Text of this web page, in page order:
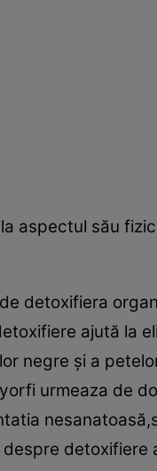
aspectul său
detoxifiera
ajută la
negre şi a
urmeaza de
despre detoxifiere